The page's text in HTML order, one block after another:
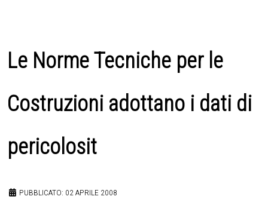
Le Norme Tecniche per le
Costruzioni adottano i dati di
pericolosit
PUBBLICATO: 02 APRILE 2008